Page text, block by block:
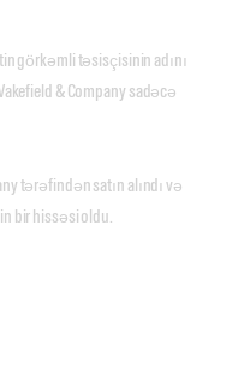
görkəmli təsisçisinin adını
& Company sadəcə
tərəfindən satın alındı ​​və
bir hissəsi oldu.